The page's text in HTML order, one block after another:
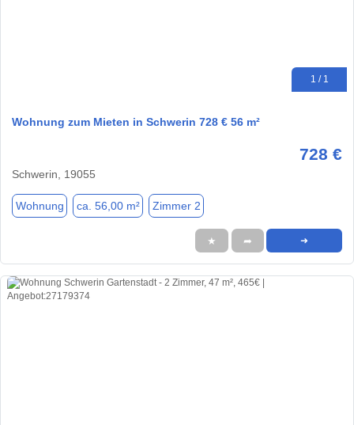
1 / 1
Wohnung zum Mieten in Schwerin 728 € 56 m²
728 €
Schwerin, 19055
Wohnung ca. 56,00 m² Zimmer 2
★ ➦ ➜